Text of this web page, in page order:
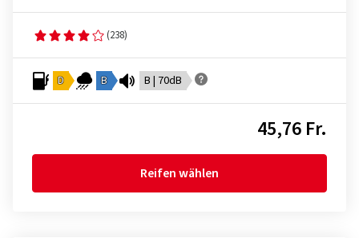
(238)
D B B | 70dB
45,76 Fr.
Reifen wählen